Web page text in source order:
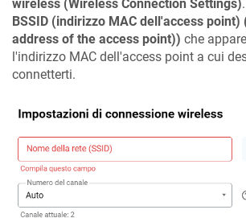
wireless (Wireless Connection Settings)
BSSID (indirizzo MAC dell'access point)
address of the access point)) che
l'indirizzo MAC dell'access point a cui
connetterti.